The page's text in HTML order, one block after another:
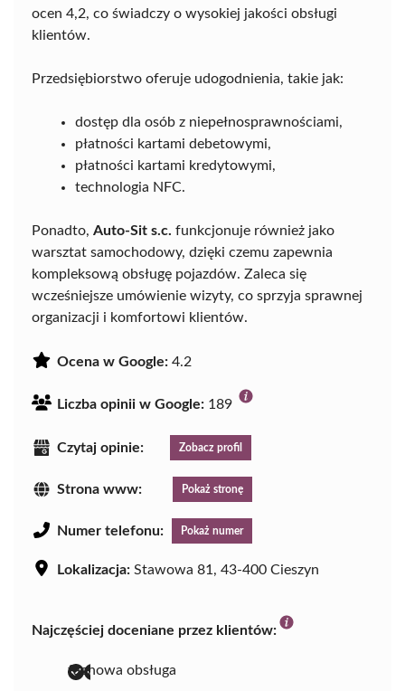
ocen 4,2, co świadczy o wysokiej jakości obsługi
klientów.
Przedsiębiorstwo oferuje udogodnienia, takie jak:
dostęp dla osób z niepełnosprawnościami,
płatności kartami debetowymi,
płatności kartami kredytowymi,
technologia NFC.
Ponadto, Auto-Sit s.c. funkcjonuje również jako
warsztat samochodowy, dzięki czemu zapewnia
kompleksową obsługę pojazdów. Zaleca się
wcześniejsze umówienie wizyty, co sprzyja sprawnej
organizacji i komfortowi klientów.
Ocena w Google: 4.2
Liczba opinii w Google: 189
Czytaj opinie: Zobacz profil
Strona www: Pokaż stronę
Numer telefonu: Pokaż numer
Lokalizacja: Stawowa 81, 43-400 Cieszyn
Najczęściej doceniane przez klientów:
fachowa obsługa